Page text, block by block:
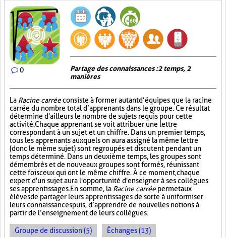
0
Partage des connaissances : 2 temps, 2
manières
La Racine carréeconsiste à former autant d’équipes que la racine
carrée du nombre total d’apprenants dans le groupe. Ce résultat
détermine d'ailleurs le nombre de sujets requis pour cette
activité. Chaque apprenant se voit attribuer une lettre
correspondant à un sujet et un chiffre. Dans un premier temps,
tous les apprenants auxquels on aura assigné la même lettre
(donc le même sujet) sont regroupés et discutent pendant un
temps déterminé. Dans un deuxième temps, les groupes sont
démembrés et de nouveaux groupes sont formés, réunissant
cette fois ceux qui ont le même chiffre. À ce moment, chaque
expert d'un sujet aura l'opportunité d'enseigner à ses collègues
ses apprentissages. En somme, la Racine carréepermet aux
élèves de partager leurs apprentissages de sorte à uniformiser
leurs connaissances puis, d’apprendre de nouvelles notions à
partir de l’enseignement de leurs collègues.
Groupe de discussion (5) Échanges (13)